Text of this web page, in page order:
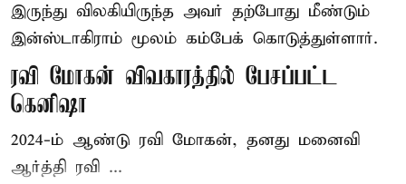
இருந்து விலகியிருந்த அவர் தற்போது மீண்டும்
இன்ஸ்டாகிராம் மூலம் கம்பேக் கொடுத்துள்ளார்.
ரவி மோகன் விவகாரத்தில் பேசப்பட்ட
கெனிஷா
2024-ம் ஆண்டு ரவி மோகன், தனது மனைவி
ஆர்த்தி ரவி ...